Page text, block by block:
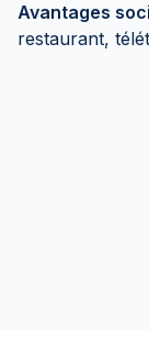
Avantages
restaurant,